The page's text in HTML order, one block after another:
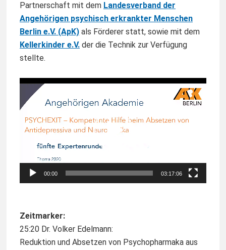
Partnerschaft mit dem Landesverband der
Angehörigen psychisch erkrankter Menschen
Berlin e.V. (ApK) als Förderer statt, sowie mit dem
Kellerkinder e.V. der die Technik zur Verfügung
stellte.
Video-
Player
00:00 03:17:06
Zeitmarker:
25:20 Dr. Volker Edelmann:
Reduktion und Absetzen von Psychopharmaka aus